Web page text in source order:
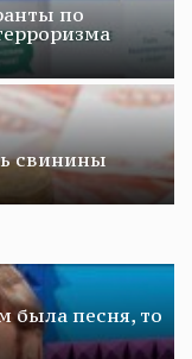
по
свинины
была песня, то